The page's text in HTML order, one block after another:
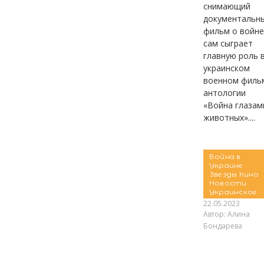
снимающий
фильм о
сам сыграет
главную роль
украинском
военном
антологии
«Война
животных»....
Война в
Украине
Звезды Кино
Новости
Украинское
22.05.2023
Автор: Алина
Бондарева